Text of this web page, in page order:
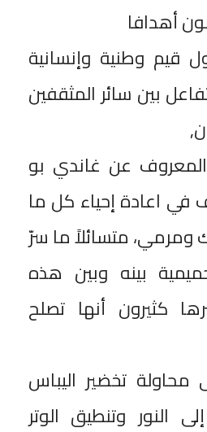
أهدافا
قيم وطنية وإنسانية
بين سائر المثقفين
عن غاندي بو
في اعادة إحياء كل ما
متسائلاً ما سرّ
بينه وبين هذه
كثيرون أنها تصلح
تخضير اليباس
النور وتنطيق الوتر